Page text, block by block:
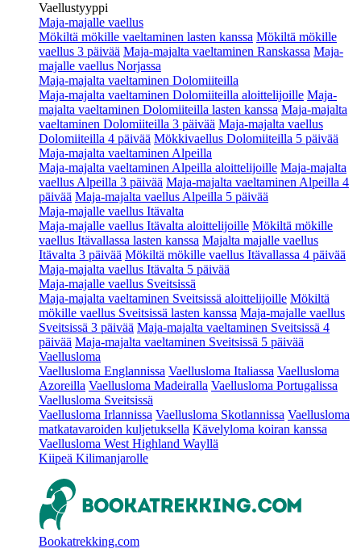
Vaellustyyppi
Maja-majalle vaellus
Mökiltä mökille vaeltaminen lasten kanssa Mökiltä mökille
vaellus 3 päivää Maja-majalta vaeltaminen Ranskassa Maja-
majalle vaellus Norjassa
Maja-majalta vaeltaminen Dolomiiteilla
Maja-majalta vaeltaminen Dolomiiteilla aloittelijoille Maja-
majalta vaeltaminen Dolomiiteilla lasten kanssa Maja-majalta
vaeltaminen Dolomiiteilla 3 päivää Maja-majalta vaellus
Dolomiiteilla 4 päivää Mökkivaellus Dolomiiteilla 5 päivää
Maja-majalta vaeltaminen Alpeilla
Maja-majalta vaeltaminen Alpeilla aloittelijoille Maja-majalta
vaellus Alpeilla 3 päivää Maja-majalta vaeltaminen Alpeilla 4
päivää Maja-majalta vaellus Alpeilla 5 päivää
Maja-majalle vaellus Itävalta
Maja-majalle vaellus Itävalta aloittelijoille Mökiltä mökille
vaellus Itävallassa lasten kanssa Majalta majalle vaellus
Itävalta 3 päivää Mökiltä mökille vaellus Itävallassa 4 päivää
Maja-majalta vaellus Itävalta 5 päivää
Maja-majalle vaellus Sveitsissä
Maja-majalta vaeltaminen Sveitsissä aloittelijoille Mökiltä
mökille vaellus Sveitsissä lasten kanssa Maja-majalle vaellus
Sveitsissä 3 päivää Maja-majalta vaeltaminen Sveitsissä 4
päivää Maja-majalta vaeltaminen Sveitsissä 5 päivää
Vaellusloma
Vaellusloma Englannissa Vaellusloma Italiassa Vaellusloma
Azoreilla Vaellusloma Madeiralla Vaellusloma Portugalissa
Vaellusloma Sveitsissä
Vaellusloma Irlannissa Vaellusloma Skotlannissa Vaellusloma
matkatavaroiden kuljetuksella Kävelyloma koiran kanssa
Vaellusloma West Highland Wayllä
Kiipeä Kilimanjarolle
Bookatrekking.com